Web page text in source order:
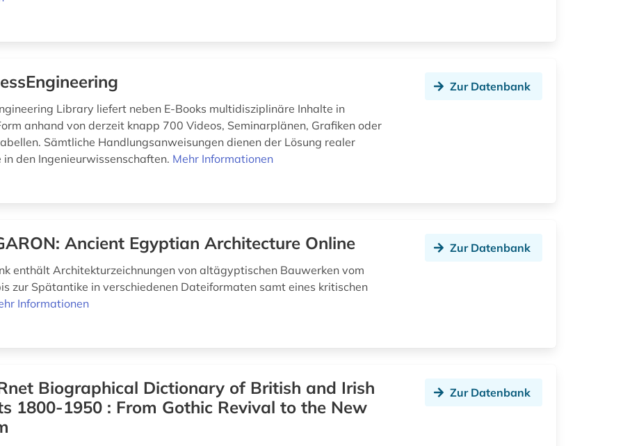
Library liefert neben E-Books multidisziplinäre Inhalte in
anhand von derzeit knapp 700 Videos, Seminarplänen, Grafiken oder
Sämtliche Handlungsanweisungen dienen der Lösung realer
in den Ingenieurwissenschaften. Mehr Informationen
Zur Datenbank
Ancient Egyptian Architecture Online
enthält Architekturzeichnungen von altägyptischen Bauwerken vom
zur Spätantike in verschiedenen Dateiformaten samt eines kritischen
Informationen
Zur Datenbank
Biographical Dictionary of British and Irish
1800-1950 : From Gothic Revival to the New
Zur Datenbank